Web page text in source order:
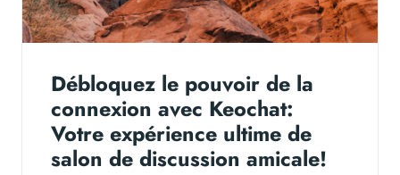
Débloquez le pouvoir de la
connexion avec Keochat:
Votre expérience ultime de
salon de discussion amicale!